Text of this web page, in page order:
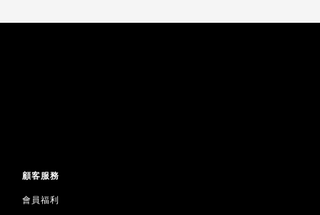
顧客服務
會員福利